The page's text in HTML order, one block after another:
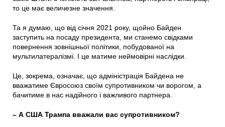
то це має величезне значення.
Та я думаю, що від січня 2021 року, щойно Байден
заступить на посаду президента, ми станемо свідками
повернення зовнішньої політики, побудованої на
мультилатералізмі. І це матиме неймовірні наслідки.
Це, зокрема, означає, що адміністрація Байдена не
вважатиме Євросоюз своїм супротивником чи ворогом, а
бачитиме в нас надійного і важливого партнера.
– А США Трампа вважали вас супротивником?